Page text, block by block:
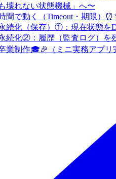
壊れない状態機械」へ〜
間で動く（Timeout・期限）
続化（保存）①：現在状態を
続化②：履歴（監査ログ）を
業制作🎓🎉（ミニ実務アプリ